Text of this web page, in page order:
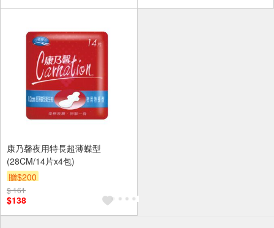
康乃馨夜用特長超薄蝶型
(28CM/14片x4包)
贈$200
$ 161
$138